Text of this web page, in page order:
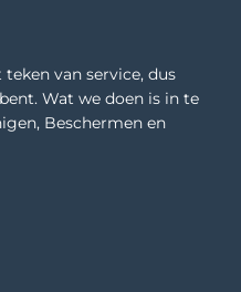
van service, dus
Wat we doen is in te
Beschermen en